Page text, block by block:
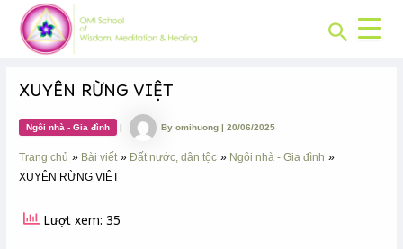
content
Search
XUYÊN RỪNG VIỆT
Ngôi nhà - Gia đình | Byomihuong|20/06/2025
Trang chủ Bài viết Đất nước, dân tộc
Ngôi nhà - Gia đình
XUYÊN RỪNG VIỆT
Lượt xem: 35
Post
navigation
CHUYÊN
MỤC: